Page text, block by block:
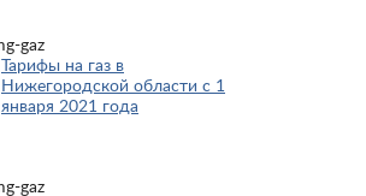
Тарифы на газ в
Нижегородской области с 1
января 2021 года